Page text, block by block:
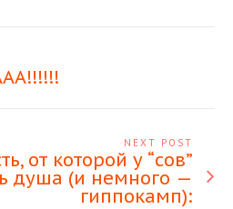
NEXT POST
от которой у “сов”
душа (и немного —
гиппокамп):